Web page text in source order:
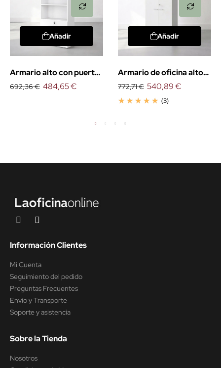
Añadir
Armario alto con puertas
bajas
692,36 € 484,65 €
Añadir
Armario de oficina alto
con puertas
772,71 €
(3)
540,89 €
Información Clientes
Mi Cuenta
Seguimiento del pedido
Preguntas Frecuentes
Envío y Transporte
Soporte y asistencia
Sobre la Tienda
Nosotros